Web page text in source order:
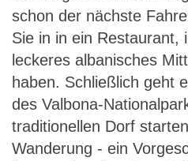
schon der nächste
Sie in in ein Restaurant,
leckeres albanisches
haben. Schließlich geht
des Valbona-
traditionellen Dorf
Wanderung - ein